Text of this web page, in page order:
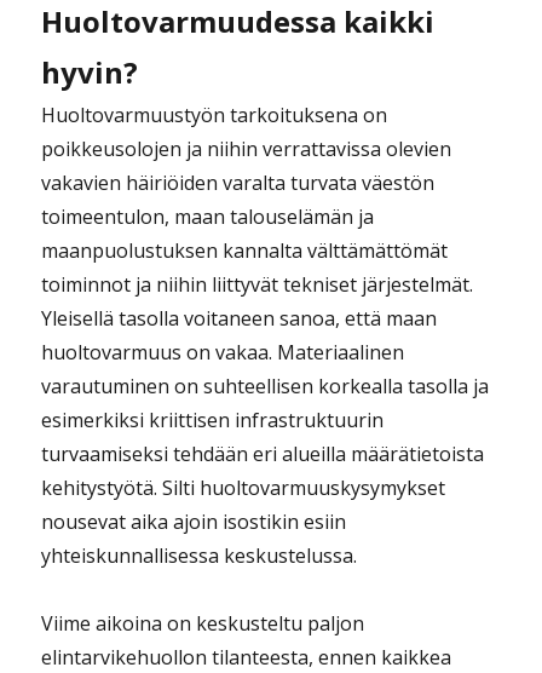
Huoltovarmuudessa kaikki
hyvin?
Huoltovarmuustyön tarkoituksena on
poikkeusolojen ja niihin verrattavissa olevien
vakavien häiriöiden varalta turvata väestön
toimeentulon, maan talouselämän ja
maanpuolustuksen kannalta välttämättömät
toiminnot ja niihin liittyvät tekniset järjestelmät.
Yleisellä tasolla voitaneen sanoa, että maan
huoltovarmuus on vakaa. Materiaalinen
varautuminen on suhteellisen korkealla tasolla ja
esimerkiksi kriittisen infrastruktuurin
turvaamiseksi tehdään eri alueilla määrätietoista
kehitystyötä. Silti huoltovarmuuskysymykset
nousevat aika ajoin isostikin esiin
yhteiskunnallisessa keskustelussa.
Viime aikoina on keskusteltu paljon
elintarvikehuollon tilanteesta, ennen kaikkea